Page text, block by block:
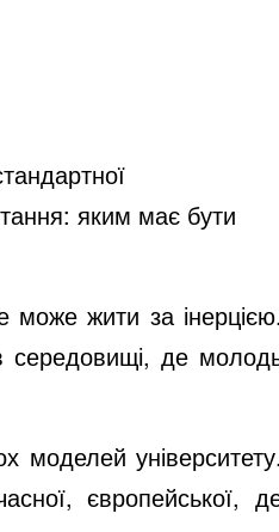
яким має бути
може жити за
середовищі, де
моделей
європейської,